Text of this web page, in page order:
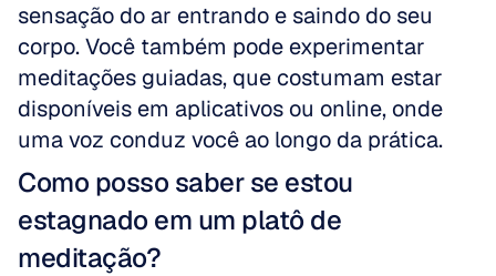
sensação do ar entrando e saindo do seu
corpo. Você também pode experimentar
meditações guiadas, que costumam estar
disponíveis em aplicativos ou online, onde
uma voz conduz você ao longo da prática.
Como posso saber se estou
estagnado em um platô de
meditação?